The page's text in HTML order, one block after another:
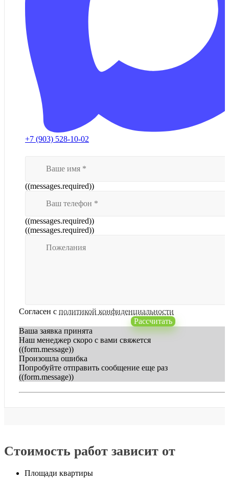
+7 (903) 528-10-02
((messages.required))
((messages.required))
((messages.required))
Согласен с политикой конфиденциальности
Рассчитать
Ваша заявка принята
Наш менеджер скоро с вами свяжется
((form.message))
Произошла ошибка
Попробуйте отправить сообщение еще раз
((form.message))
Стоимость работ зависит от
Площади квартиры